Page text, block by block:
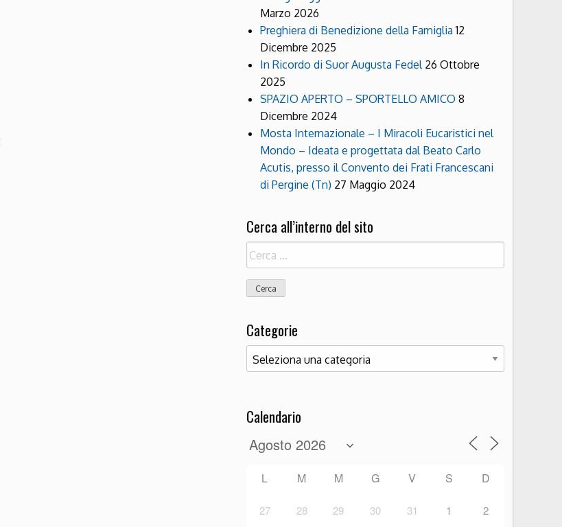
Marzo 2026
Preghiera di Benedizione della Famiglia 12
Dicembre 2025
In Ricordo di Suor Augusta Fedel 26 Ottobre
2025
SPAZIO APERTO – SPORTELLO AMICO 8
Dicembre 2024
Mosta Internazionale – I Miracoli Eucaristici nel
Mondo – Ideata e progettata dal Beato Carlo
Acutis, presso il Convento dei Frati Francescani
di Pergine (Tn) 27 Maggio 2024
Cerca all’interno del sito
Ricerca
per:
Categorie
Categorie
Calendario
L M M G V S D
27 28 29 30 31 1 2